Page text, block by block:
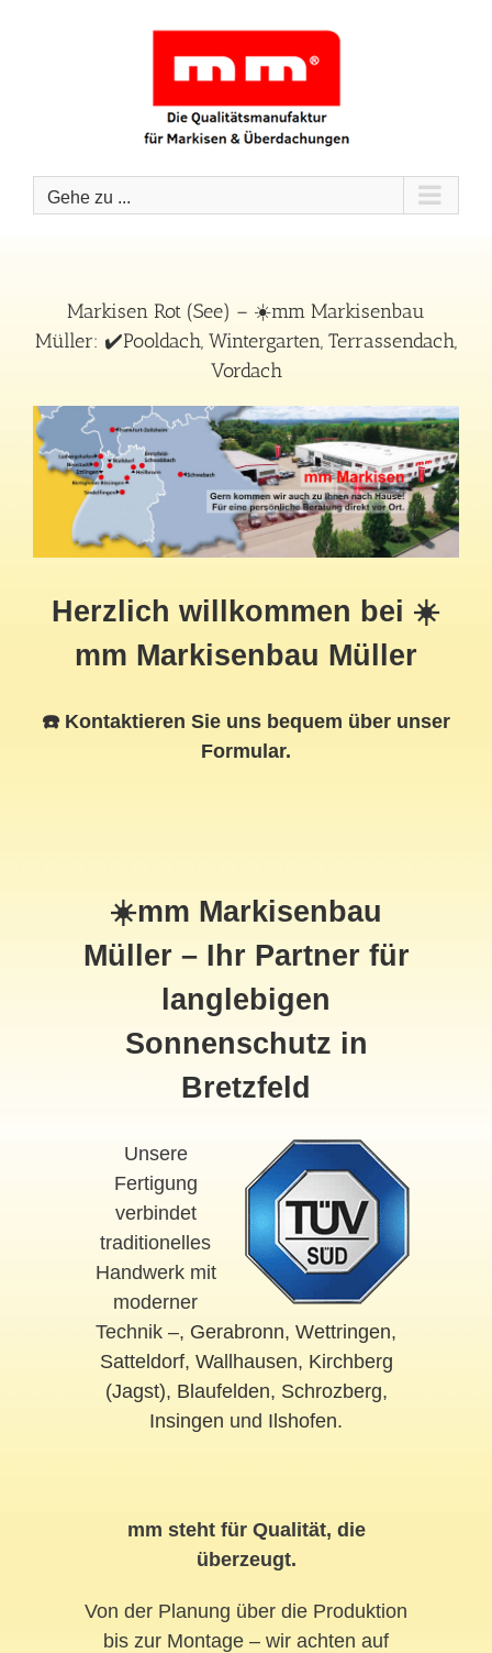
Gehe zu ...
Markisen Rot (See) – ☀️mm Markisenbau
Müller: ✔️Pooldach, Wintergarten, Terrassendach,
Vordach
Herzlich willkommen bei ☀️
mm Markisenbau Müller
☎️ Kontaktieren Sie uns bequem über unser
Formular.
☀️mm Markisenbau
Müller – Ihr Partner für
langlebigen
Sonnenschutz in
Bretzfeld
Unsere
Fertigung
verbindet
traditionelles
Handwerk mit
moderner
Technik –, Gerabronn, Wettringen,
Satteldorf, Wallhausen, Kirchberg
(Jagst), Blaufelden, Schrozberg,
Insingen und Ilshofen.
mm steht für Qualität, die
überzeugt.
Von der Planung über die Produktion
bis zur Montage – wir achten auf